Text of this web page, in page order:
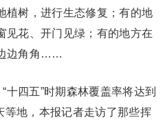
植树，进行生态修复；有的地
见花、开门见绿；有的地方在
边角角……
四五”时期森林覆盖率将达到
等地，本报记者走访了那些挥